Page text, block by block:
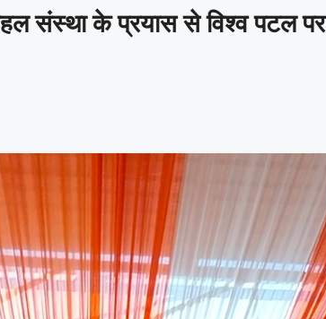
संस्था के प्रयास से विश्व पटल पर